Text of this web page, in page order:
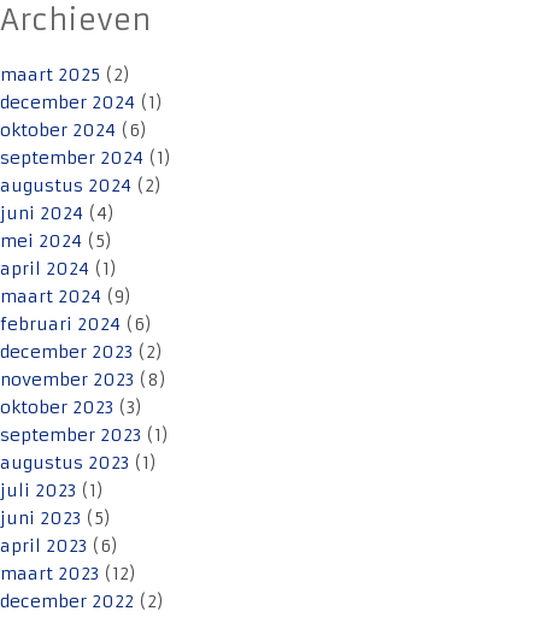
Archieven
maart 2025 (2)
december 2024 (1)
oktober 2024 (6)
september 2024 (1)
augustus 2024 (2)
juni 2024 (4)
mei 2024 (5)
april 2024 (1)
maart 2024 (9)
februari 2024 (6)
december 2023 (2)
november 2023 (8)
oktober 2023 (3)
september 2023 (1)
augustus 2023 (1)
juli 2023 (1)
juni 2023 (5)
april 2023 (6)
maart 2023 (12)
december 2022 (2)